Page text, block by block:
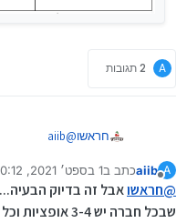
A 2 תגובות
חראשו@
aiib
A
aiibכתב ב1 בספט׳ 2021, 20:12
נערך לאחרונה על ידי
@חראשואבל זה בדיוק
שבכל חברה יש